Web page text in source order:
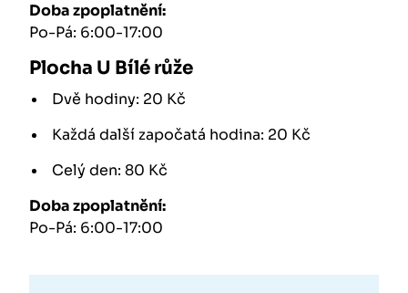
Doba zpoplatnění:
Po-Pá: 6:00-17:00
Plocha U Bílé růže
Dvě hodiny: 20 Kč
Každá další započatá hodina: 20 Kč
Celý den: 80 Kč
Doba zpoplatnění:
Po-Pá: 6:00-17:00